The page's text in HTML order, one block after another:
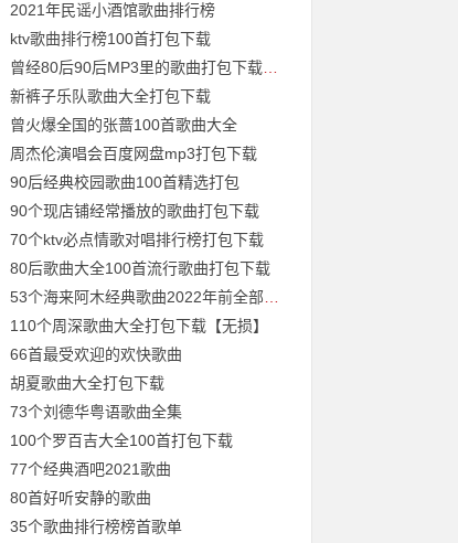
2021年民谣小酒馆歌曲排行榜
ktv歌曲排行榜100首打包下载
曾经80后90后MP3里的歌曲打包下载【首首经典，曾经的青春】
新裤子乐队歌曲大全打包下载
曾火爆全国的张蔷100首歌曲大全
周杰伦演唱会百度网盘mp3打包下载
90后经典校园歌曲100首精选打包
90个现店铺经常播放的歌曲打包下载
70个ktv必点情歌对唱排行榜打包下载
80后歌曲大全100首流行歌曲打包下载
53个海来阿木经典歌曲2022年前全部歌曲打包下载
110个周深歌曲大全打包下载【无损】
66首最受欢迎的欢快歌曲
胡夏歌曲大全打包下载
73个刘德华粤语歌曲全集
100个罗百吉大全100首打包下载
77个经典酒吧2021歌曲
80首好听安静的歌曲
35个歌曲排行榜榜首歌单